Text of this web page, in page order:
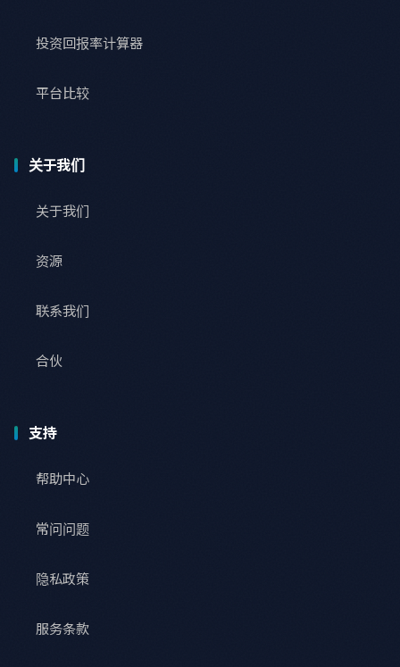
投资回报率计算器
平台比较
关于我们
关于我们
资源
联系我们
合伙
支持
帮助中心
常问问题
隐私政策
服务条款